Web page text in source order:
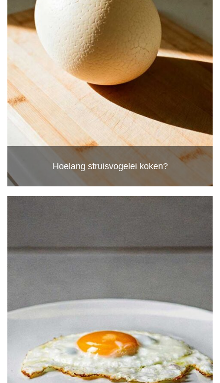
Hoelang struisvogelei koken?